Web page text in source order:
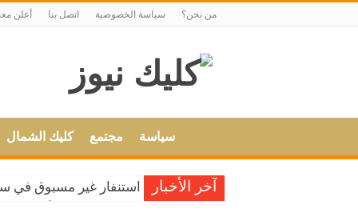
من نحن؟ سياسة الخصوصية اتصل بنا أعلن
سياسة مجتمع كليك الشمال
آخر الأخبار
استنفار غير مسبوق في سبتة قبل 15 غشت: إسبانيا تستعد